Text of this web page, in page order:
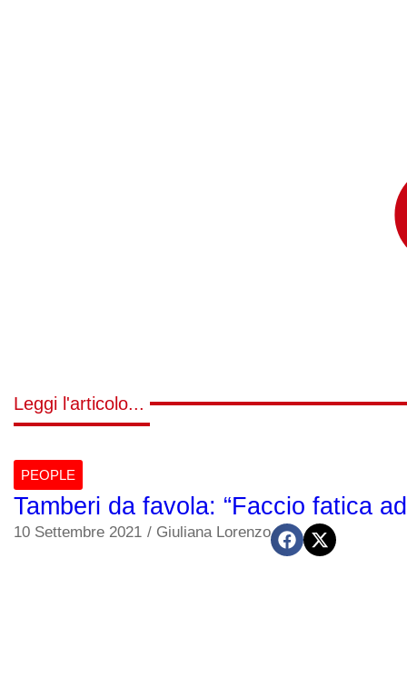
Leggi l'articolo...
PEOPLE
Tamberi da favola: “Faccio fatica
10 Settembre 2021 / Giuliana Lorenzo